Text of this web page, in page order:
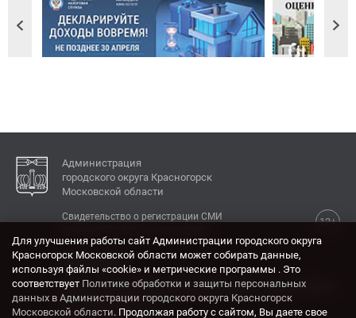
Администрация
городского округа Красногорск
Московской области
12+
Свидетельство о регистрации СМИ
КОНТАКТЫ
Адрес: 143404, Московская область, г. Красногорск,
ул. Ленина, дом 4.
Для улучшения работы сайт Администрации городского округа
Красногорск Московской области может собирать данные,
используя файлы «cookie» и метрические программы . Это
соответствует Политике обработки и защиты персональных
данных в Администрации городского округа Красногорск
Московской области. Продолжая работу с сайтом, Вы даете свое